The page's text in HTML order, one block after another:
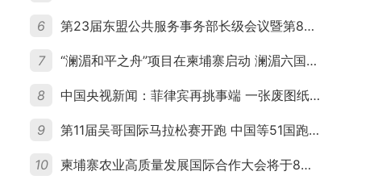
6 第23届东盟公共服务事务部长级会议暨第8届东盟与中日韩公共服务事务部长级会议在柬埔寨暹粒开幕
7 “澜湄和平之舟”项目在柬埔寨启动 澜湄六国青年共话和平与发展
8 中国央视新闻：菲律宾再挑事端 一张废图纸划不走中国黄岩岛
9 第11届吴哥国际马拉松赛开跑 中国等51国跑者齐聚暹粒
10 柬埔寨农业高质量发展国际合作大会将于8月20日举行